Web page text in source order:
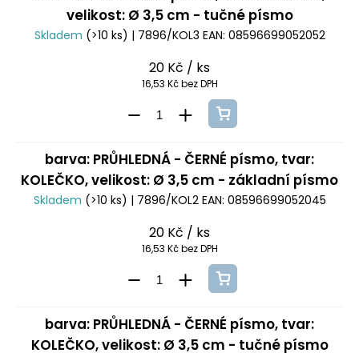
velikost: Ø 3,5 cm - tučné písmo
Skladem (>10 ks) | 7896/KOL3 EAN: 08596699052052
20 Kč / ks
16,53 Kč bez DPH
barva: PRŮHLEDNÁ - ČERNÉ písmo, tvar:
KOLEČKO, velikost: Ø 3,5 cm - základní písmo
Skladem (>10 ks) | 7896/KOL2 EAN: 08596699052045
20 Kč / ks
16,53 Kč bez DPH
barva: PRŮHLEDNÁ - ČERNÉ písmo, tvar:
KOLEČKO, velikost: Ø 3,5 cm - tučné písmo